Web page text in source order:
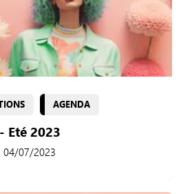
AGENDA
Eté 2023
04/07/2023